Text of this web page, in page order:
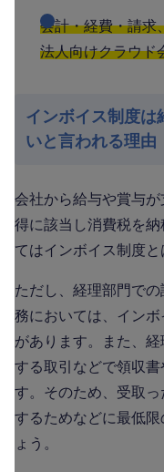
会計・経費・請求
法人向けクラウド
インボイス制度は
いと言われる理由
会社から給与や賞与
得に該当し消費税を
てはインボイス制度と
ただし、経理部門で
務においては、イン
があります。また、
する取引などで領収
す。そのため、受取
するためなどに最低
ょう。